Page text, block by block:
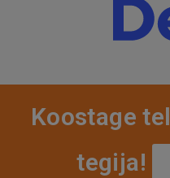
Koostage
tegija!